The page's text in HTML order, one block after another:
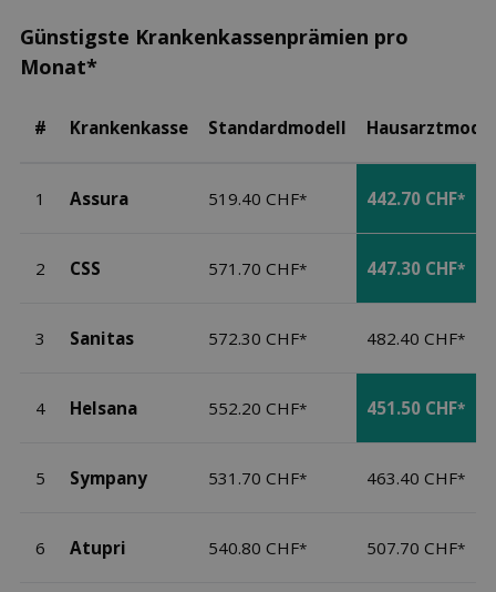
Günstigste Krankenkassenprämien pro
Monat*
# Krankenkasse Standardmodell
1 Assura 519.40 CHF* 442.70 CHF*
2 CSS 571.70 CHF* 447.30 CHF*
3 Sanitas 572.30 CHF* 482.40 CHF*
4 Helsana 552.20 CHF* 451.50 CHF*
5 Sympany 531.70 CHF* 463.40 CHF*
6 Atupri 540.80 CHF* 507.70 CHF*